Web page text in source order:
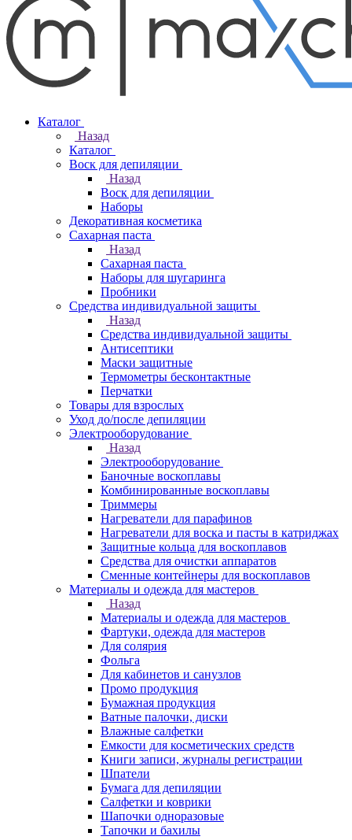
Каталог
Назад
Каталог
Воск для депиляции
Назад
Воск для депиляции
Наборы
Декоративная косметика
Сахарная паста
Назад
Сахарная паста
Наборы для шугаринга
Пробники
Средства индивидуальной защиты
Назад
Средства индивидуальной защиты
Антисептики
Маски защитные
Термометры бесконтактные
Перчатки
Товары для взрослых
Уход до/после депиляции
Электрооборудование
Назад
Электрооборудование
Баночные воскоплавы
Комбинированные воскоплавы
Триммеры
Нагреватели для парафинов
Нагреватели для воска и пасты в катриджах
Защитные кольца для воскоплавов
Средства для очистки аппаратов
Сменные контейнеры для воскоплавов
Материалы и одежда для мастеров
Назад
Материалы и одежда для мастеров
Фартуки, одежда для мастеров
Для солярия
Фольга
Для кабинетов и санузлов
Промо продукция
Бумажная продукция
Ватные палочки, диски
Влажные салфетки
Емкости для косметических средств
Книги записи, журналы регистрации
Шпатели
Бумага для депиляции
Салфетки и коврики
Шапочки одноразовые
Тапочки и бахилы